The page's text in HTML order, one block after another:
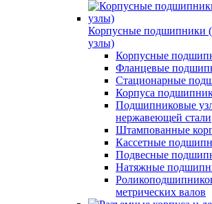
Корпусные подшипники
узлы)
Корпусные
Фланцевые
Стационарные
Корпуса
Подшипниковые
нержавеющей стали
Штампованные
Кассетные
Подвесные
Натяжные
метрических валов